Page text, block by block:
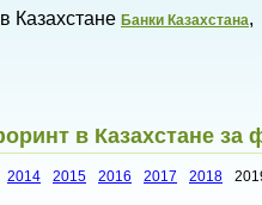
в Казахстане Банки Казахстана,
в Казахстане за
2014 2015 2016 2017 2018